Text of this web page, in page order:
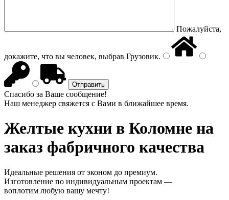
Пожалуйста,
докажите, что вы человек, выбрав Грузовик.
Спасибо за Ваше сообщение!
Наш менеджер свяжется с Вами в ближайшее время.
Желтые кухни в Коломне на
заказ фабричного качества
Идеальные решения от эконом до премиум.
Изготовление по индивидуальным проектам —
воплотим любую вашу мечту!